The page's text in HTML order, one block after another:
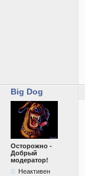
Big Dog
Осторожно -
Добрый
модератор!
Неактивен